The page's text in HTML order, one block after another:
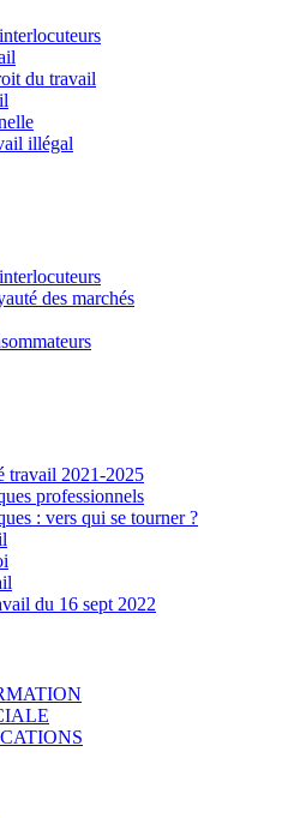
du travail
illégal
des marchés
travail 2021-2025
professionnels
: vers qui se tourner ?
du 16 sept 2022